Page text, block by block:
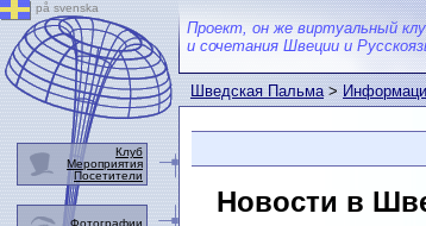
Проект, он же виртуальный
и сочетания Швеции и
Шведская Пальма>
Новости в
på svenska
Клуб
Мероприятия
Посетители
Фотографии